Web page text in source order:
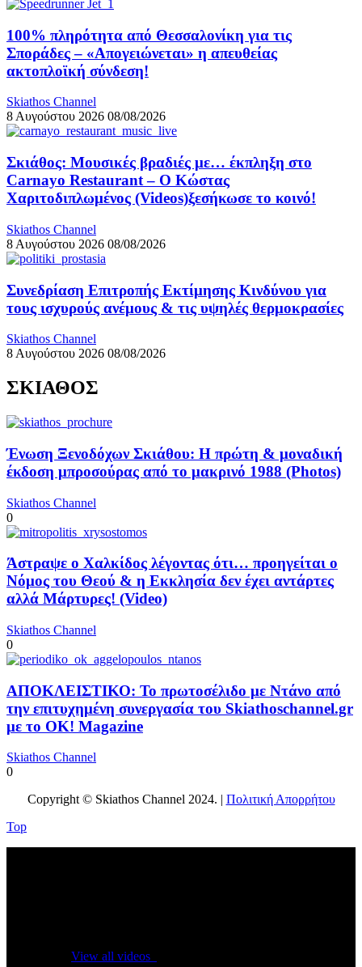
100% πληρότητα από Θεσσαλονίκη για τις
Σποράδες – «Απογειώνεται» η απευθείας
ακτοπλοϊκή σύνδεση!
Skiathos Channel
8 Αυγούστου 2026 08/08/2026
Σκιάθος: Μουσικές βραδιές με… έκπληξη στο
Carnayo Restaurant – Ο Κώστας
Χαριτοδιπλωμένος (Videos)ξεσήκωσε το κοινό!
Skiathos Channel
8 Αυγούστου 2026 08/08/2026
Συνεδρίαση Επιτροπής Εκτίμησης Κινδύνου για
τους ισχυρούς ανέμους & τις υψηλές θερμοκρασίες
Skiathos Channel
8 Αυγούστου 2026 08/08/2026
ΣΚΙΑΘΟΣ
Ένωση Ξενοδόχων Σκιάθου: Η πρώτη & μοναδική
έκδοση μπροσούρας από το μακρινό 1988 (Photos)
Skiathos Channel
0
Άστραψε ο Χαλκίδος λέγοντας ότι… προηγείται ο
Νόμος του Θεού & η Εκκλησία δεν έχει αντάρτες
αλλά Μάρτυρες! (Video)
Skiathos Channel
0
ΑΠΟΚΛΕΙΣΤΙΚΟ: Το πρωτοσέλιδο με Ντάνο από
την επιτυχημένη συνεργασία του Skiathoschannel.gr
με το OK! Magazine
Skiathos Channel
0
Copyright © Skiathos Channel 2024. | Πολιτική Απορρήτου
Top
View all videos